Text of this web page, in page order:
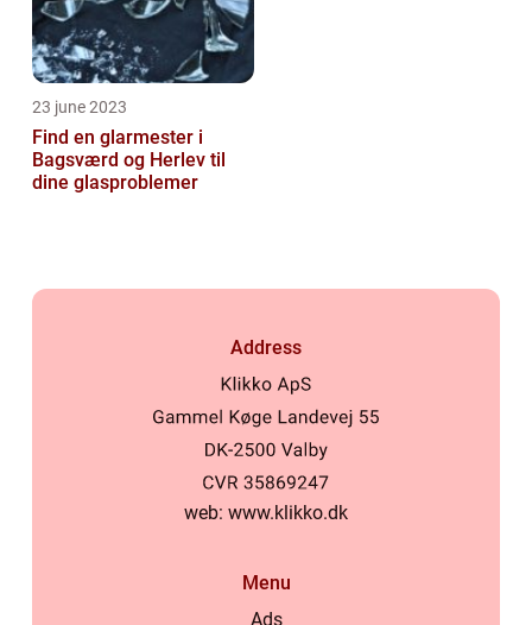
23 june 2023
Find en glarmester i
Bagsværd og Herlev til
dine glasproblemer
Address
web: www.klikko.dk
Menu
Ads